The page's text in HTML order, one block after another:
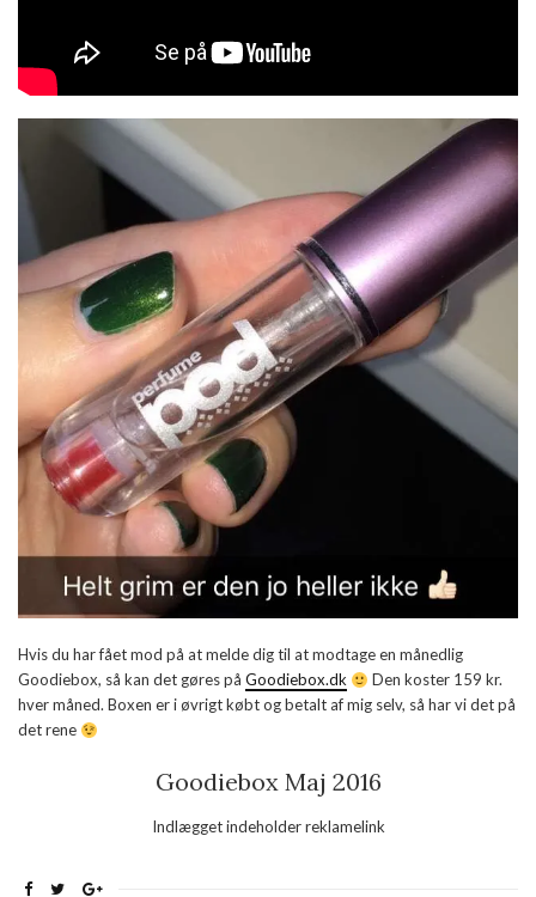
Hvis du har fået mod på at melde dig til at modtage en månedlig
Goodiebox, så kan det gøres på Goodiebox.dk
Den koster 159 kr.
hver måned. Boxen er i øvrigt købt og betalt af mig selv, så har vi det på
det rene
Goodiebox Maj 2016
Indlægget indeholder reklamelink